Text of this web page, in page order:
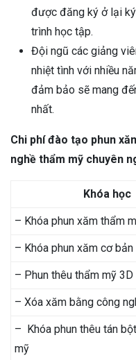
được đăng ký ở lại
trình học tập.
Đội ngũ các giảng
nhiệt tình với nhiều
đảm bảo sẽ mang
nhất.
Chi phí đào tạo phun
nghề thẩm mỹ chuyên
Khóa học
– Khóa phun xăm thẩm
– Khóa phun xăm cơ bản
– Phun thêu thẩm mỹ
– Xóa xăm bằng công
– Khóa phun thêu tán
mỹ